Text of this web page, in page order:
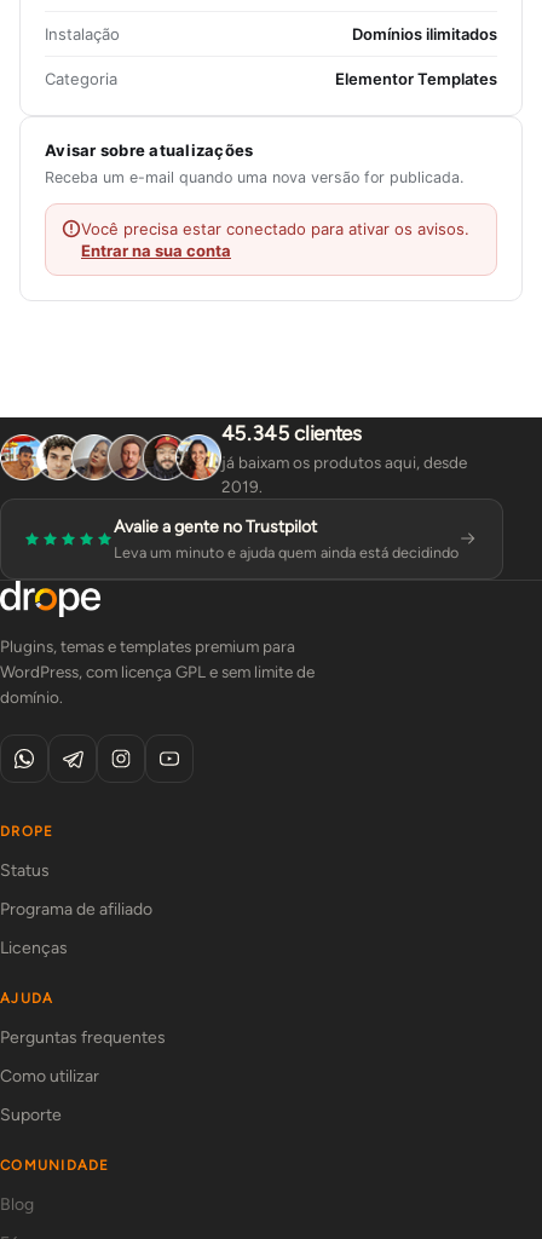
Instalação Domínios ilimitados
Categoria Elementor Templates
Avisar sobre atualizações
Receba um e-mail quando uma nova versão for publicada.
Você precisa estar conectado para ativar os avisos.
Entrar na sua conta
45.345 clientes
já baixam os produtos aqui, desde
2019.
Avalie a gente no Trustpilot
Leva um minuto e ajuda quem ainda está decidindo
Plugins, temas e templates premium para
WordPress, com licença GPL e sem limite de
domínio.
DROPE
Status
Programa de afiliado
Licenças
AJUDA
Perguntas frequentes
Como utilizar
Suporte
COMUNIDADE
Blog